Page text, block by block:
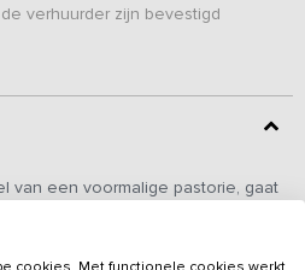
verhuurder zijn bevestigd
van een voormalige pastorie, gaat
ingericht, met elk een eigen
de koning te rijk voelt. In
cookies. Met functionele cookies werkt